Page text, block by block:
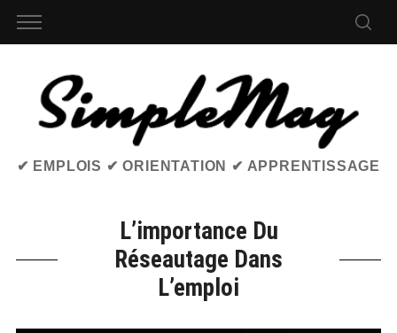
✔ EMPLOIS ✔ ORIENTATION ✔ APPRENTISSAGE
L’importance Du
Réseautage Dans
L’emploi